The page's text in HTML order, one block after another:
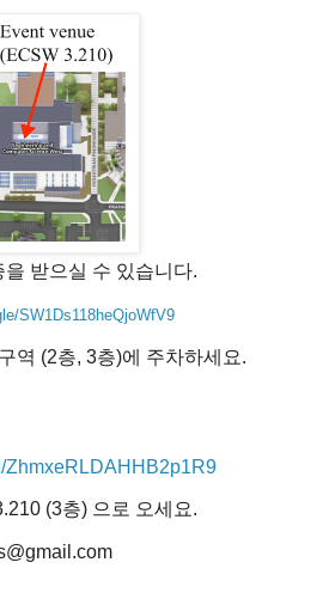
받으실 수 있습니다.
SW1Ds118heQjoWfV9
역 (2층, 3층)에 주차하세요.
ZhmxeRLDAHHB2p1R9
(3층) 으로 오세요.